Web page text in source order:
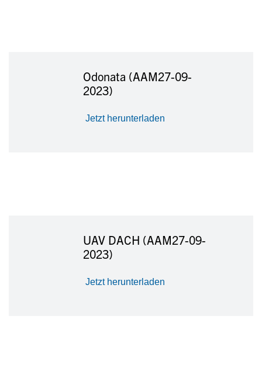
Odonata (AAM27-09-
2023)
Jetzt herunterladen
UAV DACH (AAM27-09-
2023)
Jetzt herunterladen